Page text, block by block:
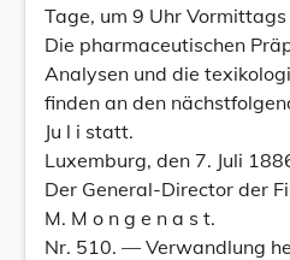
Tage, um 9 Uhr
Die pharmaceutischen
Analysen und die
finden an den
Ju l i statt.
Luxemburg, den 7. Juli
Der General-Director der
M. M o n g e n a s t.
Nr. 510. — Verwandlung